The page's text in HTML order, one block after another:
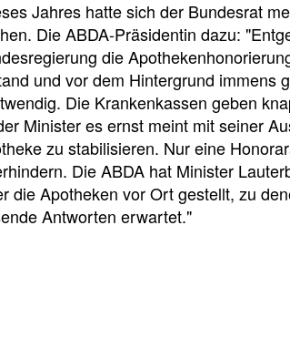
Jahres hatte sich der Bundesrat
Die ABDA-Präsidentin dazu:
die
und vor dem Hintergrund immens
Die Krankenkassen geben
Minister es ernst meint mit seiner
zu stabilisieren. Nur eine
Die ABDA hat Minister
die Apotheken vor Ort gestellt, zu
Antworten erwartet."
i
f
f
Tauchen
Sie
direkt